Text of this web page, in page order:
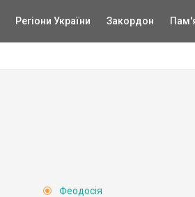
Регіони України Закордон
Феодосія